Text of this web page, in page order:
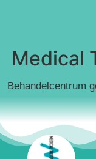
Medical
Behandelcentrum